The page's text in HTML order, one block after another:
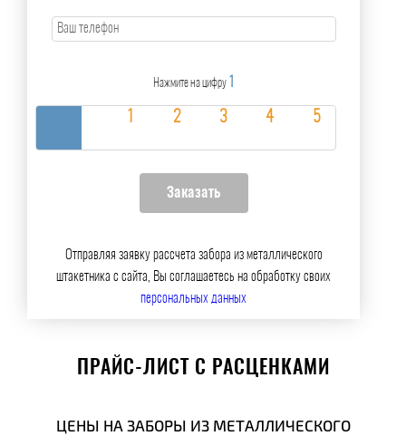
Нажмите на цифру 1
Отправляя заявку рассчета забора из металлического
штакетника с сайта, Вы соглашаетесь на обработку своих
персональных данных
ПРАЙС-ЛИСТ С РАСЦЕНКАМИ
ЦЕНЫ НА ЗАБОРЫ ИЗ МЕТАЛЛИЧЕСКОГО